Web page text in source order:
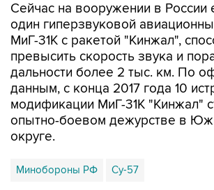
Сейчас на вооружении в России
один гиперзвуковой
МиГ-31К с ракетой "Кинжал",
превысить скорость звука и
дальности более 2 тыс. км. По
данным, с конца 2017 года 10
модификации МиГ-31К "Кинжал"
опытно-боевом дежурстве в
округе.
Минобороны РФ Су-57